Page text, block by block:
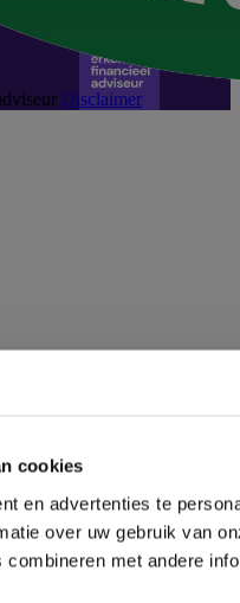
cookies
en advertenties te
over uw gebruik van
combineren met andere
Disclaimer